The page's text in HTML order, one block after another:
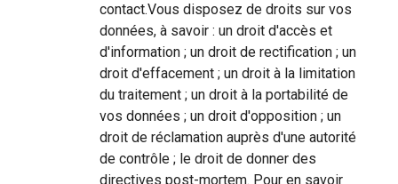
contact.Vous disposez de droits sur vos
données, à savoir : un droit d'accès et
d'information ; un droit de rectification ; un
droit d'effacement ; un droit à la limitation
du traitement ; un droit à la portabilité de
vos données ; un droit d'opposition ; un
droit de réclamation auprès d'une autorité
de contrôle ; le droit de donner des
directives post-mortem. Pour en savoir